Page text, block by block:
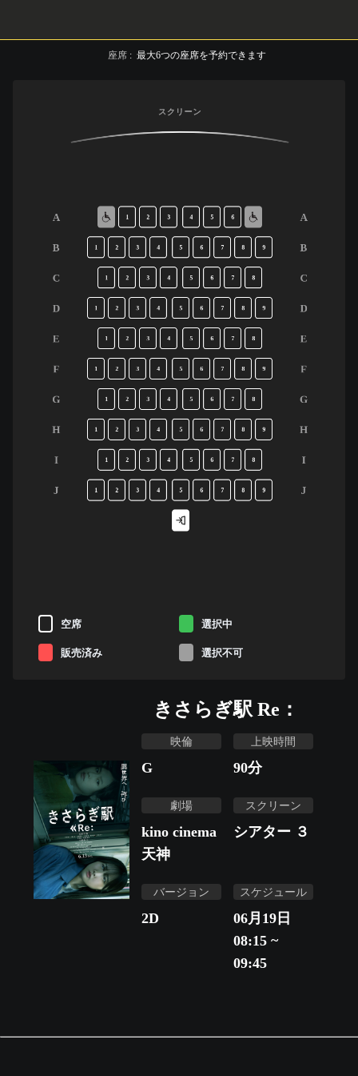
座席 : 最大6つの座席を予約できます
スクリーン
A
B
C
D
E
F
G
H
I
J
A
B
C
D
E
F
G
H
I
J
1 2 3 4 5 6
2 3 4 5 6 7 8 9
1 2 3 4 5 6 7 8
1 2 3 4 5 6 7 8 9
1 2 3 4 5 6 7 8
1 2 3 4 5 6 7 8 9
1 2 3 4 5 6 7 8
1 2 3 4 5 6 7 8 9
1 2 3 4 5 6 7 8
1 2 3 4 5 6 7 8 9
空席 選択中
販売済み 選択不可
きさらぎ駅 Re：
映倫
G
上映時間
90分
劇場
kino cinema
天神
スクリーン
シアター ３
バージョン
2D
スケジュール
06月19日
08:15 ~
09:45